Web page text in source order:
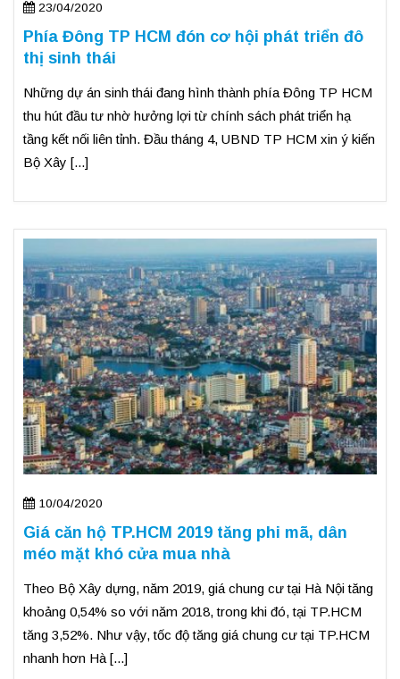
23/04/2020
Phía Đông TP HCM đón cơ hội phát triển đô
thị sinh thái
Những dự án sinh thái đang hình thành phía Đông TP HCM
thu hút đầu tư nhờ hưởng lợi từ chính sách phát triển hạ
tầng kết nối liên tỉnh. Đầu tháng 4, UBND TP HCM xin ý kiến
Bộ Xây [...]
10/04/2020
Giá căn hộ TP.HCM 2019 tăng phi mã, dân
méo mặt khó cửa mua nhà
Theo Bộ Xây dựng, năm 2019, giá chung cư tại Hà Nội tăng
khoảng 0,54% so với năm 2018, trong khi đó, tại TP.HCM
tăng 3,52%. Như vậy, tốc độ tăng giá chung cư tại TP.HCM
nhanh hơn Hà [...]